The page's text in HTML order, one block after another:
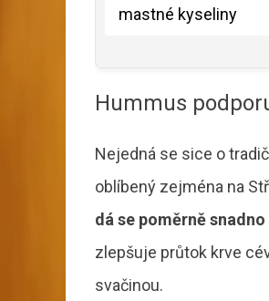
mastné kyseliny
Hummus
Nejedná se sice o
oblíbený zejména na
dá se poměrně
zlepšuje průtok krve
svačinou.